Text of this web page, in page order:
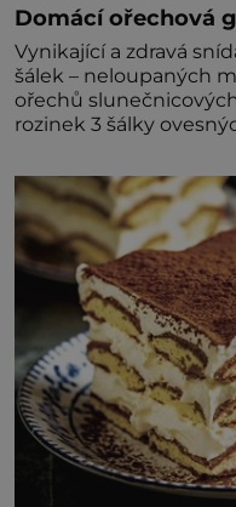
Domácí ořechová
Vynikající a zdravá snídaně je tu!
šálek – neloupaných
ořechů
rozinek 3 šálky